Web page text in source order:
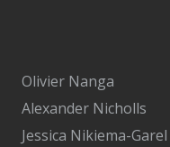
Olivier Nanga
Alexander Nicholls
Jessica Nikiema-Garel